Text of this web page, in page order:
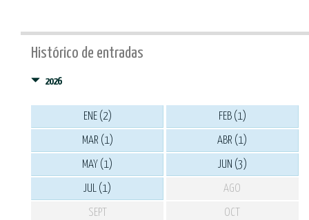
Histórico de entradas
2026
ENE (2) FEB (1)
MAR (1) ABR (1)
MAY (1) JUN (3)
JUL (1) AGO
SEPT OCT